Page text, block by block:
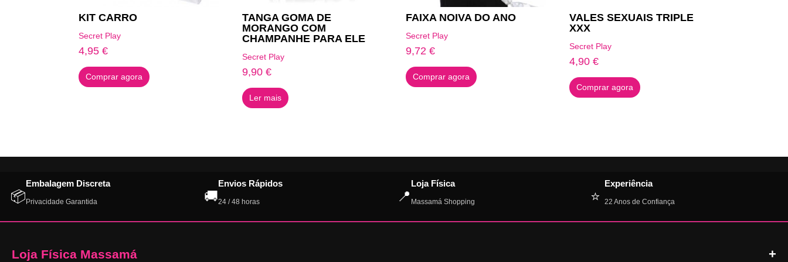
KIT CARRO
Secret Play
4,95€
Comprar agora
TANGA GOMA DE
MORANGO COM
CHAMPANHE PARA ELE
Secret Play
9,90€
Ler mais
FAIXA NOIVA DO ANO
Secret Play
9,72€
Comprar agora
VALES SEXUAIS TRIPLE
XXX
Secret Play
4,90€
Comprar agora
📦
Embalagem Discreta
Privacidade Garantida 🚚
Envios Rápidos
24 / 48 horas 📍
Loja Física
Massamá Shopping ⭐
Experiência
22 Anos de Confiança
Loja Física Massamá